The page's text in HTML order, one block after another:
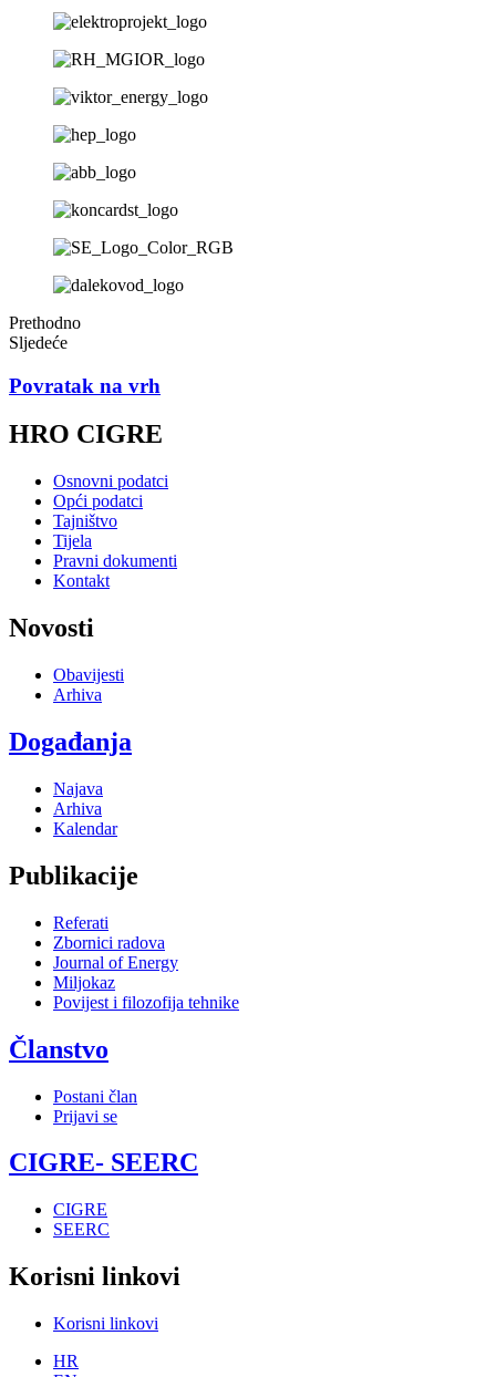
Prethodno
Sljedeće
Povratak na vrh
HRO CIGRE
Osnovni podatci
Opći podatci
Tajništvo
Tijela
Pravni dokumenti
Kontakt
Novosti
Obavijesti
Arhiva
Događanja
Najava
Arhiva
Kalendar
Publikacije
Referati
Zbornici radova
Journal of Energy
Miljokaz
Povijest i filozofija tehnike
Članstvo
Postani član
Prijavi se
CIGRE- SEERC
CIGRE
SEERC
Korisni linkovi
Korisni linkovi
HR